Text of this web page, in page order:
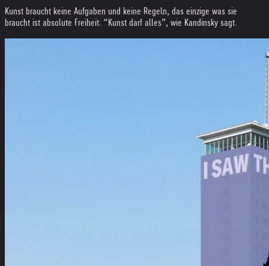
Kunst braucht keine Aufgaben und keine Regeln, das einzige was sie
braucht ist absolute Freiheit. “Kunst darf alles”, wie Kandinsky sagt.